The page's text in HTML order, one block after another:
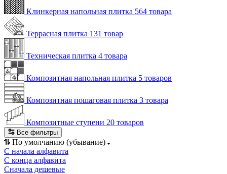
Клинкерная напольная плитка 564 товара
Террасная плитка 131 товар
Техническая плитка 4 товара
Композитная напольная плитка 5 товаров
Композитная пошаговая плитка 3 товара
Композитные ступени 20 товаров
Все фильтры
По умолчанию (убывание)
С начала алфавита
С конца алфавита
Сначала дешевые